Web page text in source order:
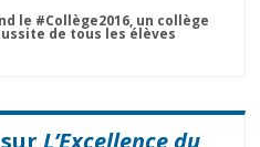
le #Collège2016, un collège
de tous les élèves
L’Excellence du